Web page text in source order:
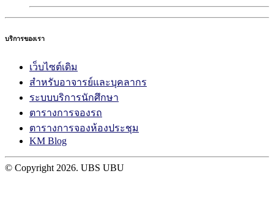
บริการของเรา
เว็บไซต์เดิม
สำหรับอาจารย์และบุคลากร
ระบบบริการนักศึกษา
ตารางการจองรถ
ตารางการจองห้องประชุม
KM Blog
© Copyright 2026. UBS UBU